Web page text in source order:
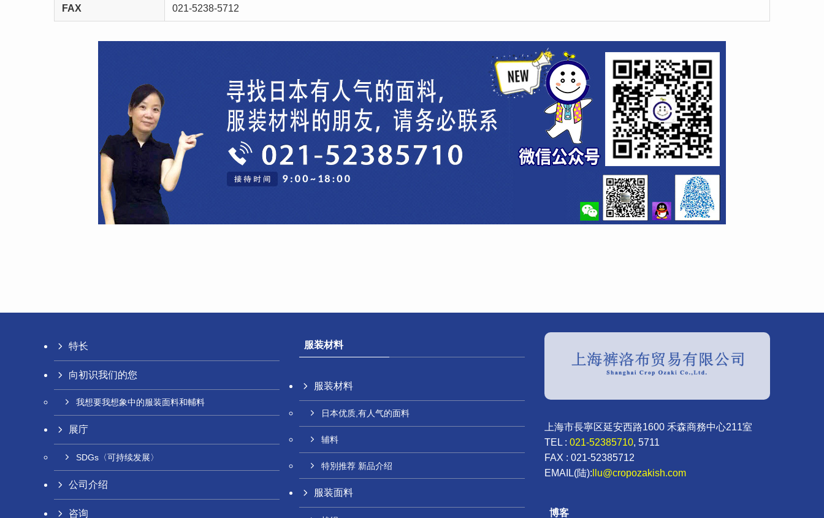
FAX 021-5238-5712
特长
向初识我们的您
我想要我想象中的服装面料和輔料
展庁
SDGs〈可持续发展〉
公司介绍
咨询
服装材料
服装材料
日本优质,有人气的面料
辅料
特別推荐 新品介绍
服装面料
上海市長寧区延安西路1600 禾森商務中心211室
TEL : 021-52385710, 5711
FAX : 021-52385712
EMAIL(陆): llu@cropozakish.com
博客